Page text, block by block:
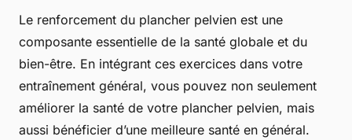
Le renforcement du plancher pelvien est une
composante essentielle de la santé globale et du
bien-être. En intégrant ces exercices dans votre
entraînement général, vous pouvez non seulement
améliorer la santé de votre plancher pelvien, mais
aussi bénéficier d’une meilleure santé en général.